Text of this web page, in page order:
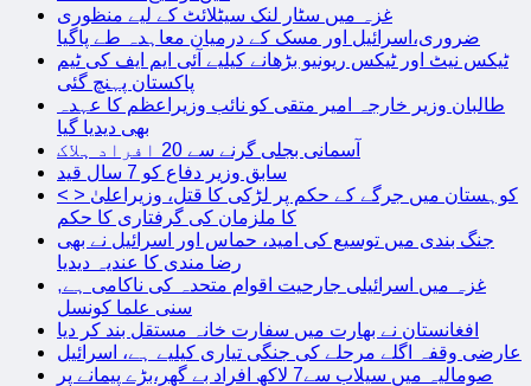
غزہ میں سٹار لنک سیٹلائٹ کے لیے منظوری
ضروری،اسرائیل اور مسک کے درمیان معاہدہ طے پاگیا
ٹیکس نیٹ اور ٹیکس ریونیو بڑھانے کیلیے آئی ایم ایف کی ٹیم
پاکستان پہنچ گئی
طالبان وزیر خارجہ امیر متقی کو نائب وزیراعظم کا عہدہ
بھی دیدیا گیا
آسمانی بجلی گرنے سے 20 افراد ہلاک
سابق وزیر دفاع کو 7 سال قید
< > کوہستان میں جرگے کے حکم پر لڑکی کا قتل، وزیراعلیٰ
کا ملزمان کی گرفتاری کا حکم
جنگ بندی میں توسیع کی امید، حماس اور اسرائیل نے بھی
رضا مندی کا عندیہ دیدیا
غزہ میں اسرائیلی جارحیت اقوام متحدہ کی ناکامی ہے,
سنی علما کونسل
افغانستان نے بھارت میں سفارت خانہ مستقل بند کر دیا
عارضی وقفہ اگلے مرحلے کی جنگی تیاری کیلیے ہے، اسرائیل
صومالیہ میں سیلاب سے7 لاکھ افراد بے گھر،بڑے پیمانے پر